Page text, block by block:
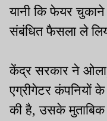
यानी कि फेयर
संबंधित फैसला ले
केंद्र सरकार ने
एग्रीगेटर कंपनियों
की है, उसके